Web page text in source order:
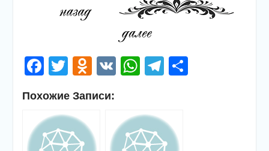
Facebook
Twitter
Odnoklassniki
VKWhatsApp
Telegram
Похожие Записи: